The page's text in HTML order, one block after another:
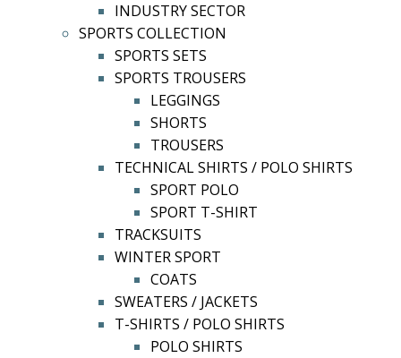
INDUSTRY SECTOR
SPORTS COLLECTION
SPORTS SETS
SPORTS TROUSERS
LEGGINGS
SHORTS
TROUSERS
TECHNICAL SHIRTS / POLO SHIRTS
SPORT POLO
SPORT T-SHIRT
TRACKSUITS
WINTER SPORT
COATS
SWEATERS / JACKETS
T-SHIRTS / POLO SHIRTS
POLO SHIRTS